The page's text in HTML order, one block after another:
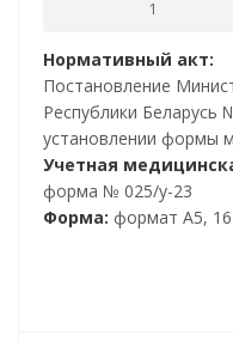
Нормативный акт:
Постановление
Республики Беларусь
установлении формы
Учетная
форма № 025/у-23
Форма: формат А5, 16